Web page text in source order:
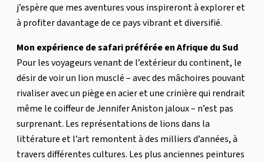
j’espère que mes aventures vous inspireront à explorer et
à profiter davantage de ce pays vibrant et diversifié.
Mon expérience de safari préférée en Afrique du Sud
Pour les voyageurs venant de l’extérieur du continent, le
désir de voir un lion musclé – avec des mâchoires pouvant
rivaliser avec un piège en acier et une crinière qui rendrait
même le coiffeur de Jennifer Aniston jaloux – n’est pas
surprenant. Les représentations de lions dans la
littérature et l’art remontent à des milliers d’années, à
travers différentes cultures. Les plus anciennes peintures